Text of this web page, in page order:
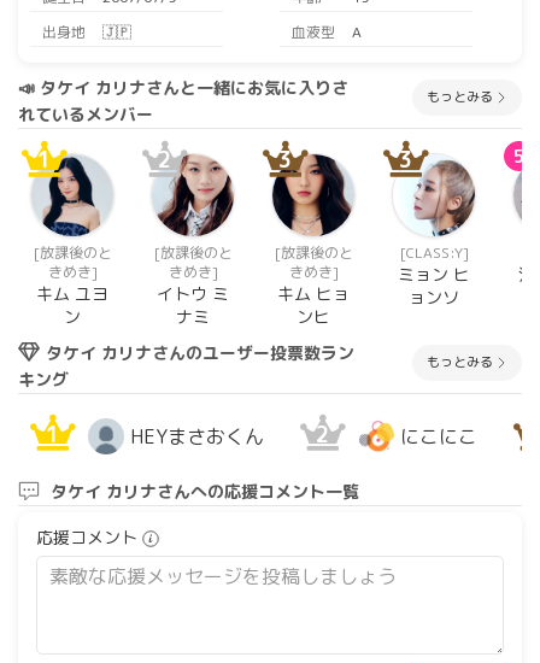
出身地
🇯🇵 血液型 A
📣 タケイ カリナさんと一緒にお気に入りさ
れているメンバー
もっとみる
1
[放課後のと
きめき]
キム ユヨ
ン
2
[放課後のと
きめき]
イトウ ミ
ナミ
3
[放課後のと
きめき]
キム ヒョ
ンヒ
3
[CLASS:Y]
ミョン ヒ
ョンソ
5
江
タケイ カリナさんのユーザー投票数ラン
キング
もっとみる
1 HEYまさおくん 2 にこにこ
タケイ カリナさんへの応援コメント一覧
応援コメント